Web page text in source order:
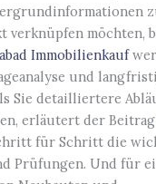
verknüpfen möchten,
Immobilienkauf
und
Sie detailliertere
erläutert der Beitrag
für Schritt die
Prüfungen. Und für